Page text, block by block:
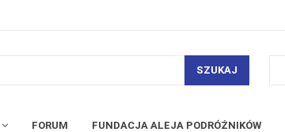
SZUKAJ
FORUM FUNDACJA ALEJA PODRÓŻNIKÓW